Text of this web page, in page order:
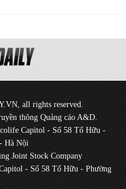
all rights reserved.
thông Quảng cáo A&D.
Capitol - Số 58 Tố Hữu -
Hà Nội
Joint Stock Company
- Số 58 Tố Hữu - Phường